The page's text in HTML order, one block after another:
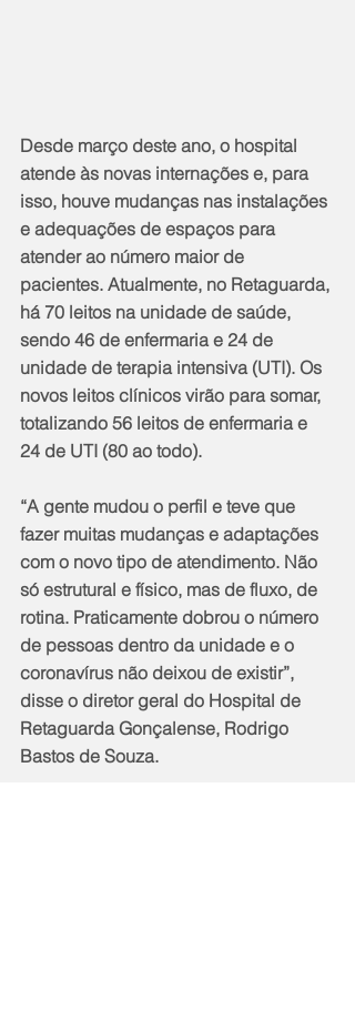
Desde março deste ano, o hospital
atende às novas internações e, para
isso, houve mudanças nas instalações
e adequações de espaços para
atender ao número maior de
pacientes. Atualmente, no Retaguarda,
há 70 leitos na unidade de saúde,
sendo 46 de enfermaria e 24 de
unidade de terapia intensiva (UTI). Os
novos leitos clínicos virão para somar,
totalizando 56 leitos de enfermaria e
24 de UTI (80 ao todo).
“A gente mudou o perfil e teve que
fazer muitas mudanças e adaptações
com o novo tipo de atendimento. Não
só estrutural e físico, mas de fluxo, de
rotina. Praticamente dobrou o número
de pessoas dentro da unidade e o
coronavírus não deixou de existir”,
disse o diretor geral do Hospital de
Retaguarda Gonçalense, Rodrigo
Bastos de Souza.